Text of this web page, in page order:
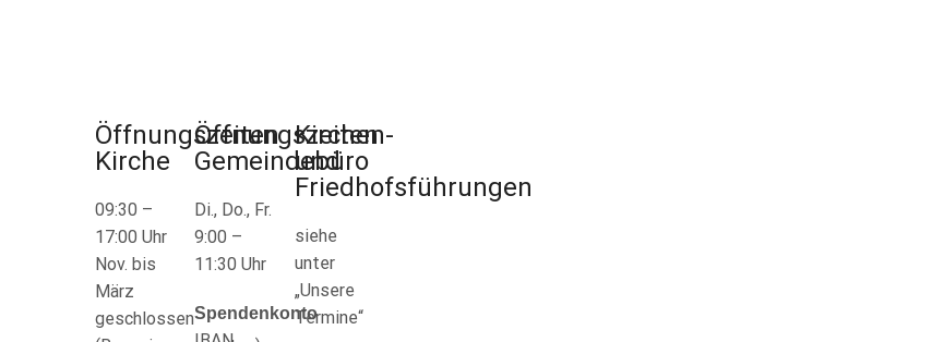
Öffnungszeiten
Kirche
09:30 –
17:00 Uhr
Nov. bis
März
geschlossen
Öffnungszeiten
Gemeindebüro
Di., Do., Fr.
9:00 –
11:30 Uhr
Spendenkonto
Kirchen-
und
Friedhofsführungen
siehe
unter
„Unsere
Termine“